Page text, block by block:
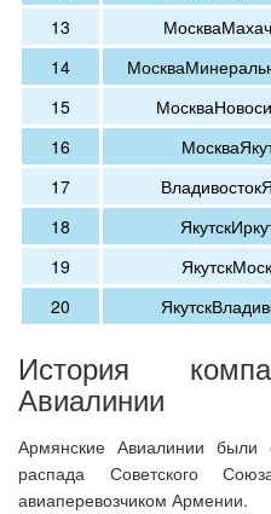
13
Москва
14
Москва
15
Москва
16
Москва
17
Владивосток
18
Якутск
19
Якутск
20
Якутск
История
Авиалинии
Армянские Авиалинии
распада Советского
авиаперевозчиком Армении.